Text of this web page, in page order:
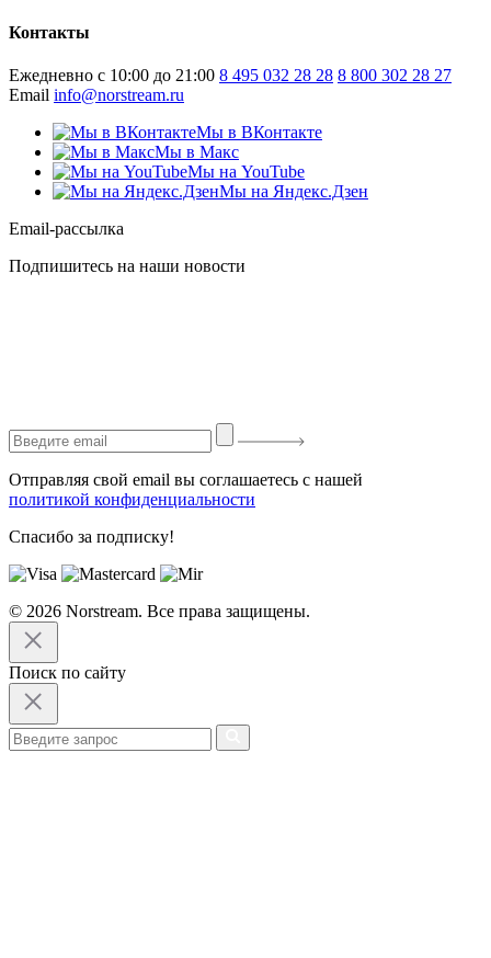
Контакты
Ежедневно с 10:00 до 21:00 8 495 032 28 28 8 800 302 28 27
Email info@norstream.ru
Мы в ВКонтакте
Мы в Макс
Мы на YouTube
Мы на Яндекс.Дзен
Email-рассылка
Подпишитесь на наши новости
Отправляя свой email вы соглашаетесь с нашей
политикой конфиденциальности
Спасибо за подписку!
© 2026 Norstream. Все права защищены.
Поиск по сайту